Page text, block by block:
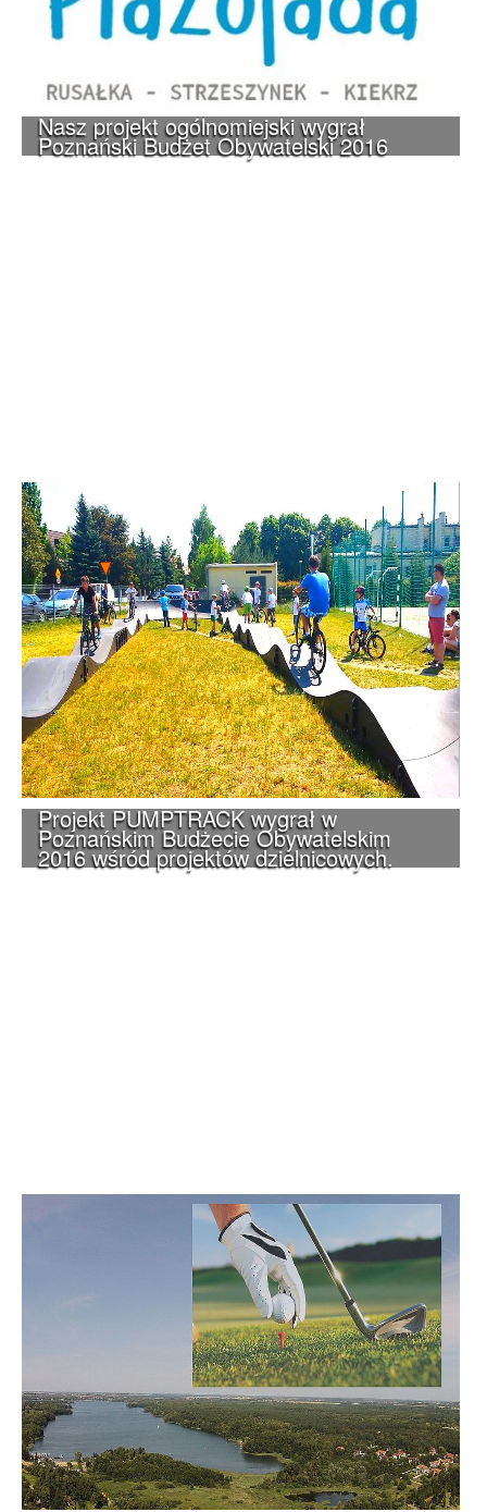
Nasz projekt ogólnomiejski wygrał
Poznański Budżet Obywatelski 2016
Projekt PUMPTRACK wygrał w
Poznańskim Budżecie Obywatelskim
2016 wśród projektów dzielnicowych.